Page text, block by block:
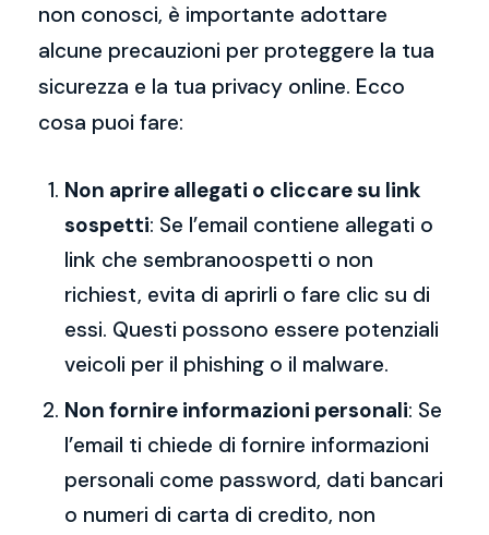
non conosci, è importante adottare
alcune precauzioni per proteggere la tua
sicurezza e la tua privacy online. Ecco
cosa puoi fare:
Non aprire allegati o cliccare su link
sospetti: Se l’email contiene allegati o
link che sembranoospetti o non
richiest, evita di aprirli o fare clic su di
essi. Questi possono essere potenziali
veicoli per il phishing o il malware.
Non fornire informazioni personali: Se
l’email ti chiede di fornire informazioni
personali come password, dati bancari
o numeri di carta di credito, non